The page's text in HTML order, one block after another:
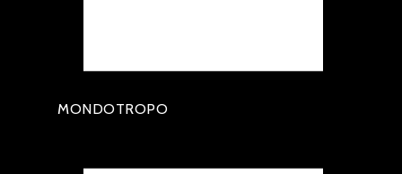
MONDOTROPO